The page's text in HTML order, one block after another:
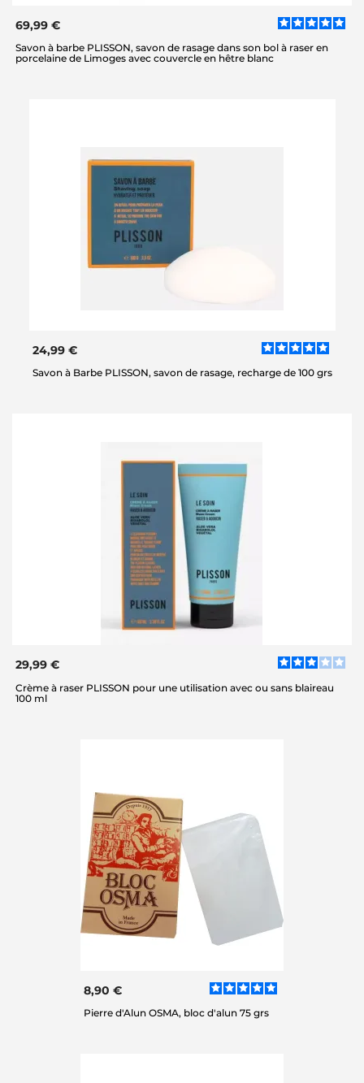
69,99 €
Savon à barbe PLISSON, savon de rasage dans son bol à raser en
porcelaine de Limoges avec couvercle en hêtre blanc
24,99 €
Savon à Barbe PLISSON, savon de rasage, recharge de 100 grs
29,99 €
Crème à raser PLISSON pour une utilisation avec ou sans blaireau
100 ml
8,90 €
Pierre d'Alun OSMA, bloc d'alun 75 grs